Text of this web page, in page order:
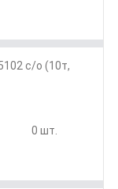
с/о (10т,
0 шт.